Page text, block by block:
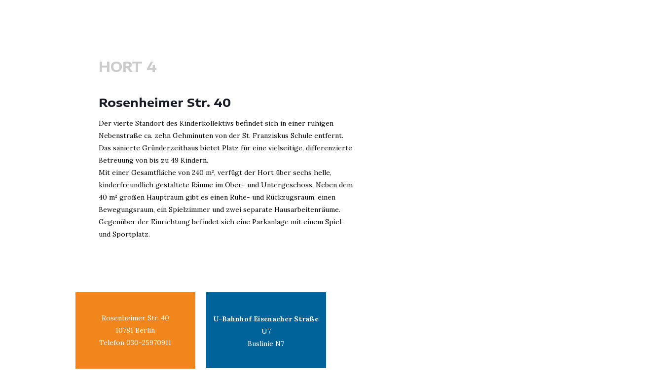
HORT 4
Rosenheimer Str. 40
Der vierte Standort des Kinderkollektivs befindet sich in einer ruhigen
Nebenstraße ca. zehn Gehminuten von der St. Franziskus Schule entfernt.
Das sanierte Gründerzeithaus bietet Platz für eine vielseitige, differenzierte
Betreuung von bis zu 49 Kindern.
Mit einer Gesamtfläche von 240 m², verfügt der Hort über sechs helle,
kinderfreundlich gestaltete Räume im Ober- und Untergeschoss. Neben dem
40 m² großen Hauptraum gibt es einen Ruhe- und Rückzugsraum, einen
Bewegungsraum, ein Spielzimmer und zwei separate Hausarbeitenräume.
Gegenüber der Einrichtung befindet sich eine Parkanlage mit einem Spiel-
und Sportplatz.
Rosenheimer Str. 40
10781 Berlin
Telefon 030-25970911
U-Bahnhof Eisenacher Straße
U7
Buslinie N7